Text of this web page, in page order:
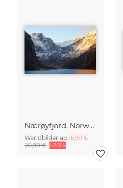
Nærøyfjord, Norwegen
Wandbilder ab 16,90 €
20,90 € -20%